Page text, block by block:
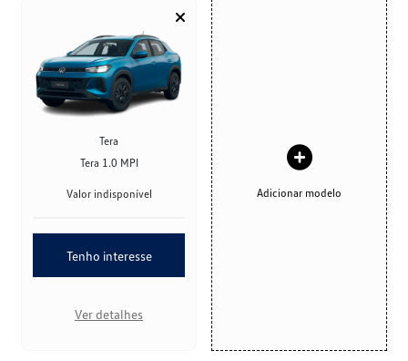
Tera
Tera 1.0 MPI
Valor indisponível
Tenho interesse
Ver detalhes
Adicionar modelo